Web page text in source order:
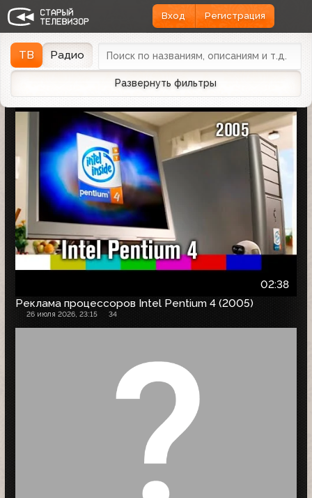
Вход Регистрация
ТВ Радио
Развернуть фильтры
Найдено 1166 записей Дата эфираДата заливки
02:38
Реклама процессоров Intel Pentium 4 (2005)
26 июля 2026, 23:15 34